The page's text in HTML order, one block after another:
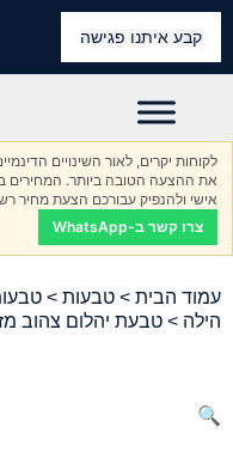
קבע איתנו פגישה
לקוחות יקרים, לאור השינויים
את ההצעה הטובה ביותר.
אישי ולהנפיק עבורכם הצעת מחיר
צרו קשר ב-WhatsApp
עמוד הבית > טבעות >
הילה > טבעת יהלום צהוב
🔍